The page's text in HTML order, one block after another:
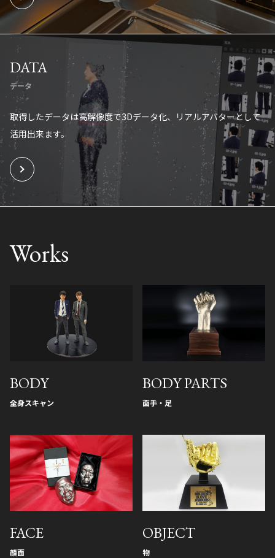
DATA
データ
取得したデータは高解像度で3Dデータ化、リアルアバターとして
活用出来ます。
Works
全身スキャン
BODY
面手・足
BODY PARTS
顔面
FACE
物
OBJECT